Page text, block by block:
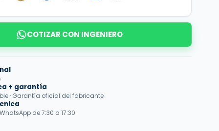
COTIZAR CON INGENIERO
+ garantía
· Garantía oficial del fabricante
de 7:30 a 17:30